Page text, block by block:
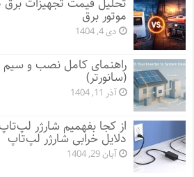
تحلیل قیمت تجهیزات برق
موتور برق
دی 4, 1404
راهنمای کامل نصب و سیم
(سانورتر)
آذر 11, 1404
از کجا بفهمیم شارژر
دلایل خرابی شارژر لپ‌تاپ
آبان 29, 1404